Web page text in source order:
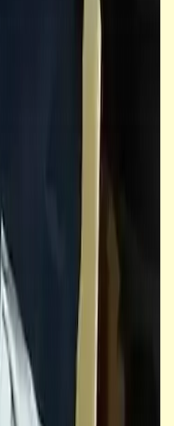
الشيخ الشعراوي والبابا
والمحبة المصرية الباقية -
دعوة تكافل لأهل الخير